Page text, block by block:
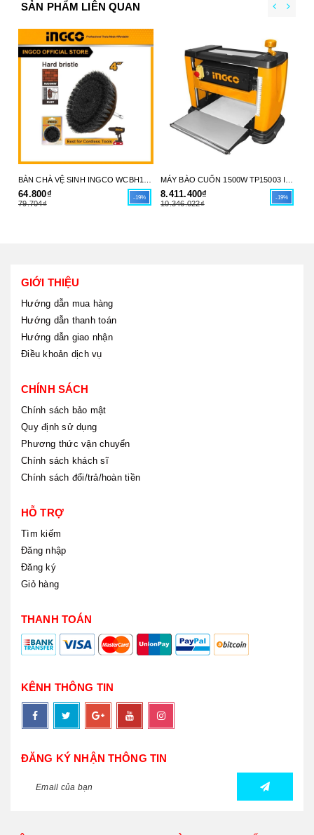
SẢN PHẨM LIÊN QUAN
64.800₫
79.704₫
-19% 8.411.400₫
10.346.022₫
-19%
GIỚI THIỆU
Hướng dẫn mua hàng
Hướng dẫn thanh toán
Hướng dẫn giao nhận
Điều khoản dịch vụ
CHÍNH SÁCH
Chính sách bảo mật
Quy định sử dụng
Phương thức vận chuyển
Chính sách khách sĩ
Chính sách đổi/trả/hoàn tiền
HỖ TRỢ
Tìm kiếm
Đăng nhập
Đăng ký
Giỏ hàng
THANH TOÁN
KÊNH THÔNG TIN
ĐĂNG KÝ NHẬN THÔNG TIN